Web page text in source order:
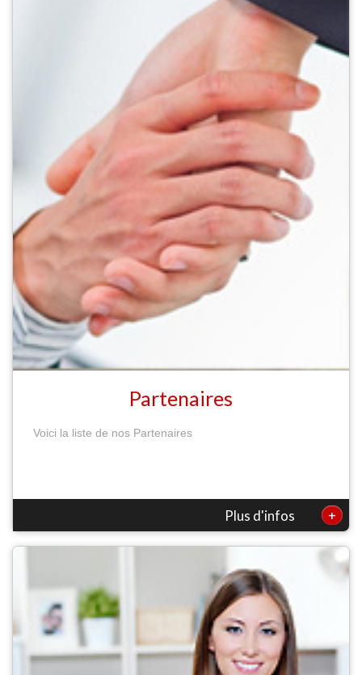
Partenaires
Voici la liste de nos Partenaires
Plus d'infos +